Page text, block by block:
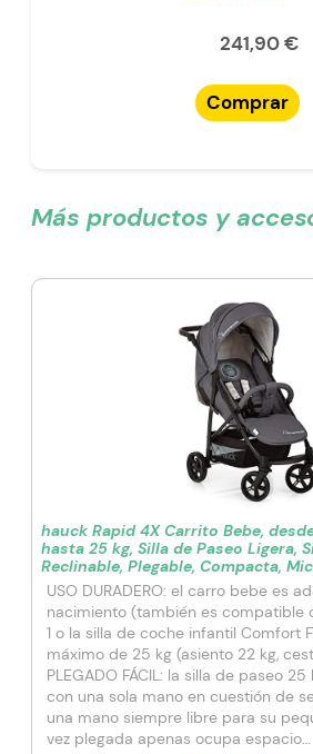
241,90 €
Comprar
Más productos y
hauck Rapid 4X Carrito Bebe,
hasta 25 kg, Silla de Paseo Ligera,
Reclinable, Plegable, Compacta,
USO DURADERO: el carro bebe es
nacimiento (también es compatible
1 o la silla de coche infantil Comfort
máximo de 25 kg (asiento 22 kg,
PLEGADO FÁCIL: la silla de paseo
con una sola mano en cuestión de
una mano siempre libre para su
vez plegada apenas ocupa espacio